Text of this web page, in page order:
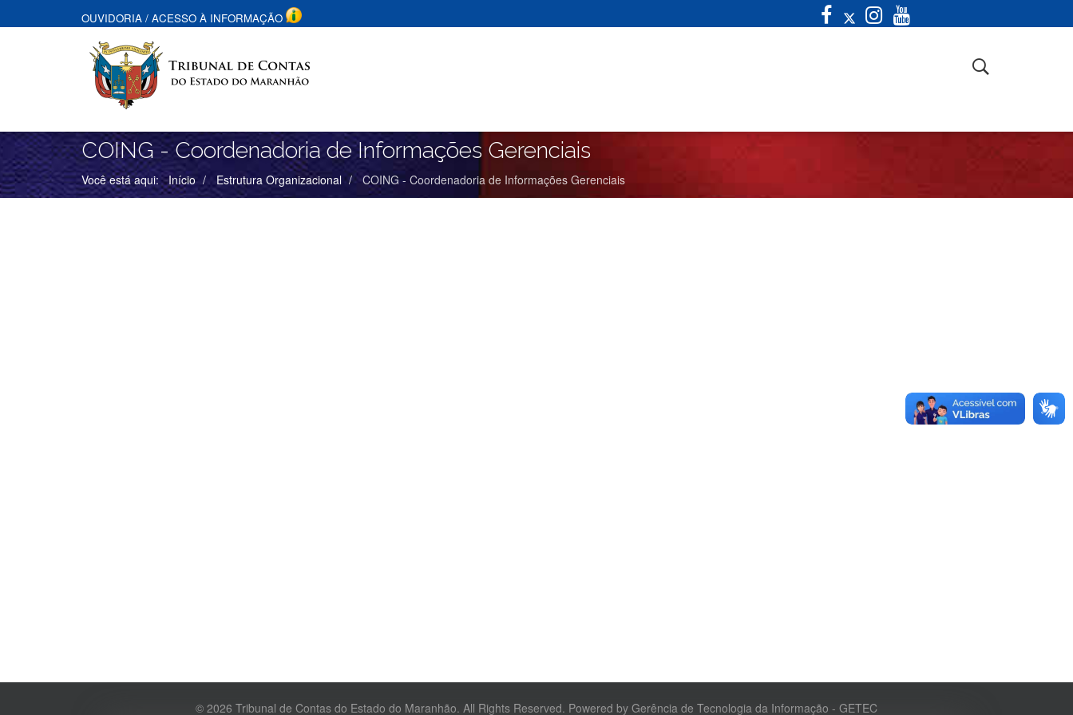
OUVIDORIA / ACESSO À INFORMAÇÃO
COING - Coordenadoria de Informações Gerenciais
Você está aqui: Início Estrutura Organizacional COING - Coordenadoria de Informações Gerenciais
© 2026 Tribunal de Contas do Estado do Maranhão. All Rights Reserved. Powered by Gerência de Tecnologia da Informação - GETEC